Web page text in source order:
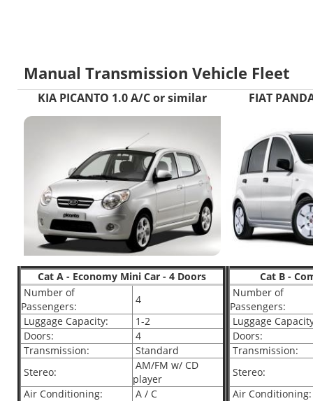
Manual Transmission Vehicle Fleet
KIA PICANTO 1.0 A/C or similar
Cat A - Economy Mini Car - 4 Doors
Number of
Passengers:
4
Luggage Capacity:
1-2
Doors:
4
Transmission:
Standard
Stereo:
AM/FM w/ CD
player
Air Conditioning:
A / C
FIAT
Cat B -
Number of
Passengers:
Luggage
Doors:
Transmission:
Stereo:
Air Conditioning: